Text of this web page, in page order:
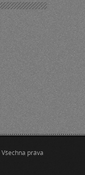
Všechna práva